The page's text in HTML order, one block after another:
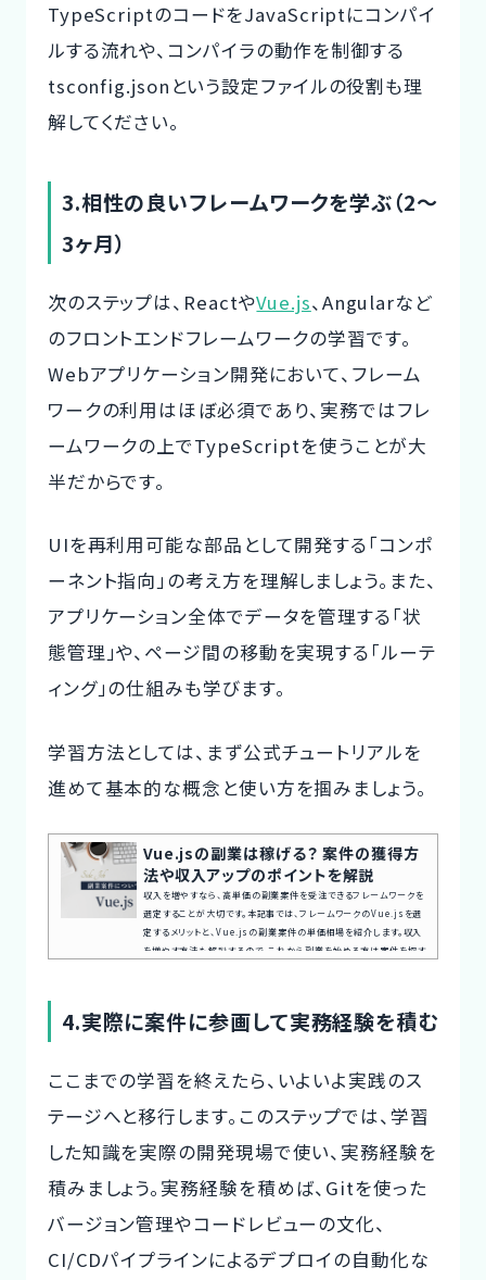
TypeScriptのコードをJavaScriptにコンパイ
ルする流れや、コンパイラの動作を制御する
tsconfig.jsonという設定ファイルの役割も理
解してください。
3.相性の良いフレームワークを学ぶ（2～
3ヶ月）
次のステップは、ReactやVue.js、Angularなど
のフロントエンドフレームワークの学習です。
Webアプリケーション開発において、フレーム
ワークの利用はほぼ必須であり、実務ではフレ
ームワークの上でTypeScriptを使うことが大
半だからです。
UIを再利用可能な部品として開発する「コンポ
ーネント指向」の考え方を理解しましょう。また、
アプリケーション全体でデータを管理する「状
態管理」や、ページ間の移動を実現する「ルーテ
ィング」の仕組みも学びます。
学習方法としては、まず公式チュートリアルを
進めて基本的な概念と使い方を掴みましょう。
Vue.jsの副業は稼げる？ 案件の獲得方
法や収入アップのポイントを解説
収入を増やすなら、高単価の副業案件を受注できるフレームワークを
選定することが大切です。本記事では、フレームワークのVue.jsを選
定するメリットと、Vue.jsの副業案件の単価相場を紹介します。収入
を増やす方法も解説するので、これから副業を始める方は案件を探す
は？Vue.jsはJavaScriptのフレームワークで、フロントエンドでよ
4.実際に案件に参画して実務経験を積む
ここまでの学習を終えたら、いよいよ実践のス
テージへと移行します。このステップでは、学習
した知識を実際の開発現場で使い、 実務経験を
積みましょう。実務経験を積めば、Gitを使った
バージョン管理やコードレビューの文化、
CI/CDパイプラインによるデプロイの自動化な